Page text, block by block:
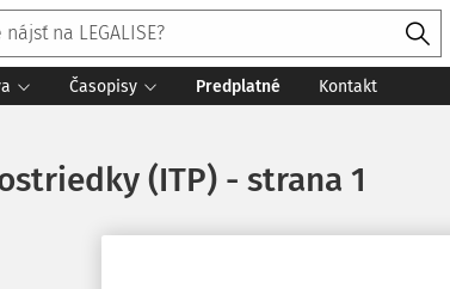
Časopisy Predplatné Kontakt
(ITP) - strana 1